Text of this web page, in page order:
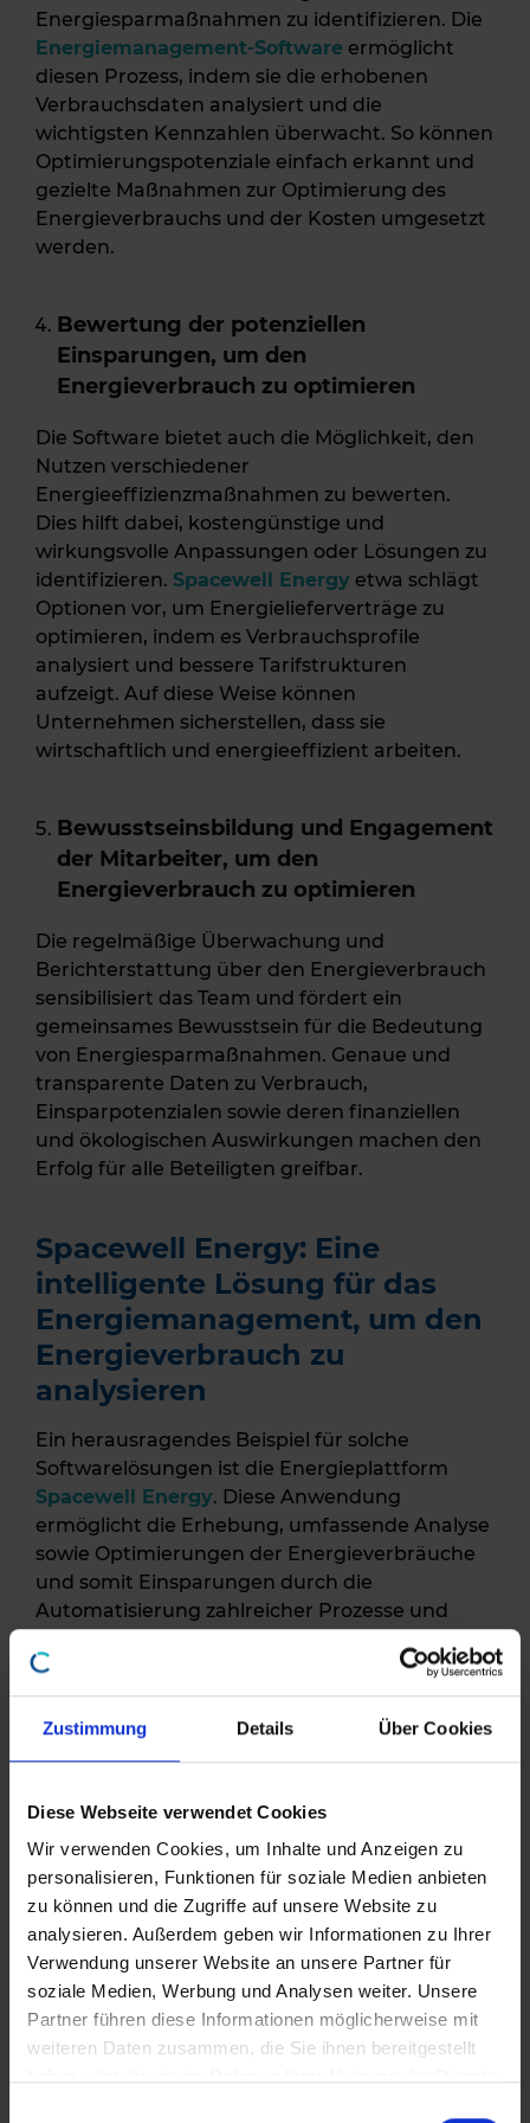
Zustimmung Details Über Cookies
Diese Webseite verwendet Cookies
Wir verwenden Cookies, um Inhalte und Anzeigen zu
personalisieren, Funktionen für soziale Medien anbieten
zu können und die Zugriffe auf unsere Website zu
analysieren. Außerdem geben wir Informationen zu Ihrer
Verwendung unserer Website an unsere Partner für
soziale Medien, Werbung und Analysen weiter. Unsere
Partner führen diese Informationen möglicherweise mit
weiteren Daten zusammen, die Sie ihnen bereitgestellt
Energiesparmaßnahmen zu identifizieren. Die
Energiemanagement-Software ermöglicht
diesen Prozess, indem sie die erhobenen
Verbrauchsdaten analysiert und die
wichtigsten Kennzahlen überwacht. So können
Optimierungspotenziale einfach erkannt und
gezielte Maßnahmen zur Optimierung des
Energieverbrauchs und der Kosten umgesetzt
werden.
Bewertung der potenziellen
Einsparungen, um den
Energieverbrauch zu optimieren
Die Software bietet auch die Möglichkeit, den
Nutzen verschiedener
Energieeffizienzmaßnahmen zu bewerten.
Dies hilft dabei, kostengünstige und
wirkungsvolle Anpassungen oder Lösungen zu
identifizieren. Spacewell Energy etwa schlägt
Optionen vor, um Energielieferverträge zu
optimieren, indem es Verbrauchsprofile
analysiert und bessere Tarifstrukturen
aufzeigt. Auf diese Weise können
Unternehmen sicherstellen, dass sie
wirtschaftlich und energieeffizient arbeiten.
Bewusstseinsbildung und Engagement
der Mitarbeiter, um den
Energieverbrauch zu optimieren
Die regelmäßige Überwachung und
Berichterstattung über den Energieverbrauch
sensibilisiert das Team und fördert ein
gemeinsames Bewusstsein für die Bedeutung
von Energiesparmaßnahmen. Genaue und
transparente Daten zu Verbrauch,
Einsparpotenzialen sowie deren finanziellen
und ökologischen Auswirkungen machen den
Erfolg für alle Beteiligten greifbar.
Spacewell Energy: Eine
intelligente Lösung für das
Energiemanagement, um den
Energieverbrauch zu
analysieren
Ein herausragendes Beispiel für solche
Softwarelösungen ist die Energieplattform
Spacewell Energy. Diese Anwendung
ermöglicht die Erhebung, umfassende Analyse
sowie Optimierungen der Energieverbräuche
und somit Einsparungen durch die
Automatisierung zahlreicher Prozesse und
Detect
Mithilfe künstlicher Intelligenz werden die
Gebäuden identifiziert und priorisiert.
Analyse
Der Kern der Plattform sammelt alle
Energiedaten in Echtzeit und überwacht die
Energieeffizienz, unabhängig von den
eingesetzten Sensoren oder Protokollen.